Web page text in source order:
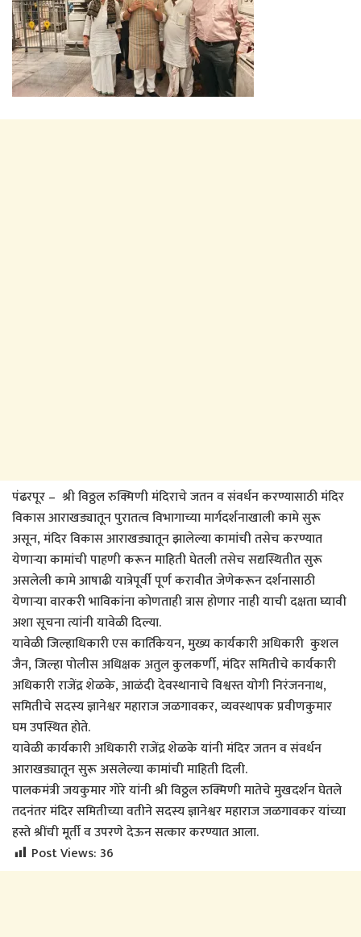
पंढरपूर – श्री विठ्ठल रुक्मिणी मंदिराचे जतन व संवर्धन करण्यासाठी मंदिर
विकास आराखड्यातून पुरातत्व विभागाच्या मार्गदर्शनाखाली कामे सुरू
असून, मंदिर विकास आराखड्यातून झालेल्या कामांची तसेच करण्यात
येणाऱ्या कामांची पाहणी करून माहिती घेतली तसेच सद्यस्थितीत सुरू
असलेली कामे आषाढी यात्रेपूर्वी पूर्ण करावीत जेणेकरून दर्शनासाठी
येणाऱ्या वारकरी भाविकांना कोणताही त्रास होणार नाही याची दक्षता घ्यावी
अशा सूचना त्यांनी यावेळी दिल्या.
यावेळी जिल्हाधिकारी एस कार्तिकेयन, मुख्य कार्यकारी अधिकारी कुशल
जैन, जिल्हा पोलीस अधिक्षक अतुल कुलकर्णी, मंदिर समितीचे कार्यकारी
अधिकारी राजेंद्र शेळके, आळंदी देवस्थानाचे विश्वस्त योगी निरंजननाथ,
समितीचे सदस्य ज्ञानेश्वर महाराज जळगावकर, व्यवस्थापक प्रवीणकुमार
घम उपस्थित होते.
यावेळी कार्यकारी अधिकारी राजेंद्र शेळके यांनी मंदिर जतन व संवर्धन
आराखड्यातून सुरू असलेल्या कामांची माहिती दिली.‌
पालकमंत्री जयकुमार गोरे यांनी श्री विठ्ठल रुक्मिणी मातेचे मुखदर्शन घेतले
तदनंतर मंदिर समितीच्या वतीने सदस्य ज्ञानेश्वर महाराज जळगावकर यांच्या
हस्ते श्रींची मूर्ती व उपरणे देऊन सत्कार करण्यात आला.
Post Views:36